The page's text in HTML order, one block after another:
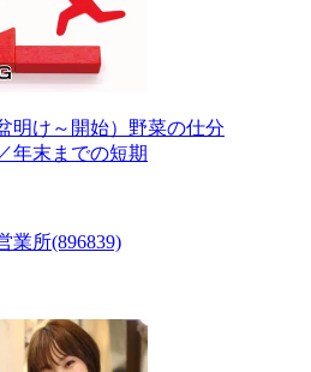
明け～開始）野菜の仕分
年末までの短期
業所(896839)